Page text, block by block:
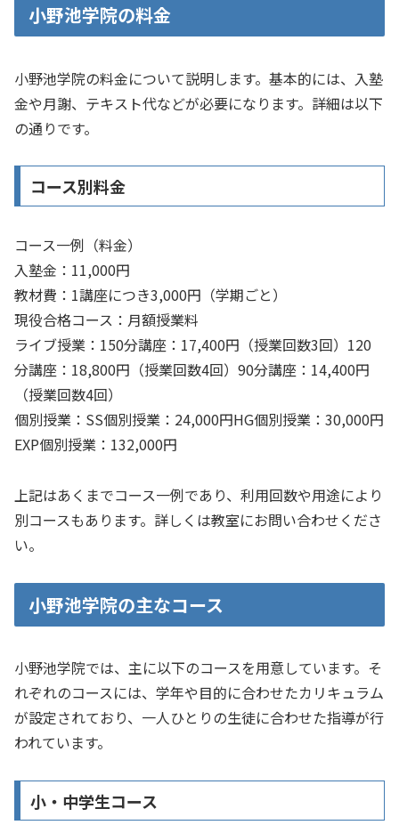
小野池学院の料金
小野池学院の料金について説明します。基本的には、入塾
金や月謝、テキスト代などが必要になります。詳細は以下
の通りです。
コース別料金
コース一例（料金）
入塾金：11,000円
教材費：1講座につき3,000円（学期ごと）
現役合格コース：月額授業料
ライブ授業：150分講座：17,400円（授業回数3回）120
分講座：18,800円（授業回数4回）90分講座：14,400円
（授業回数4回）
個別授業：SS個別授業：24,000円HG個別授業：30,000円
EXP個別授業：132,000円
上記はあくまでコース一例であり、利用回数や用途により
別コースもあります。詳しくは教室にお問い合わせくださ
い。
小野池学院の主なコース
小野池学院では、主に以下のコースを用意しています。そ
れぞれのコースには、学年や目的に合わせたカリキュラム
が設定されており、一人ひとりの生徒に合わせた指導が行
われています。
小・中学生コース